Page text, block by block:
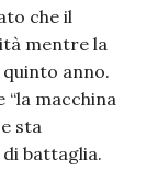
che il
mentre la
anno.
macchina
sta
battaglia.